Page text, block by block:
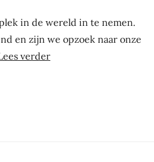
in de wereld in te nemen.
en zijn we opzoek naar onze
verder